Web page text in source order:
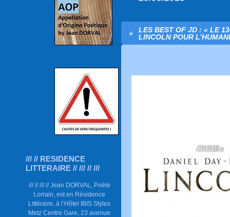
/// // RESIDENCE
LITTERAIRE // /// // ///
/// // /// // Jean DORVAL, Poète
Lorrain, est en Résidence
Littéraire, à l’Hôtel IBIS Styles
Metz Centre Gare, 23 avenue
LES BEST OF JD : « LE
LINCOLN POUR